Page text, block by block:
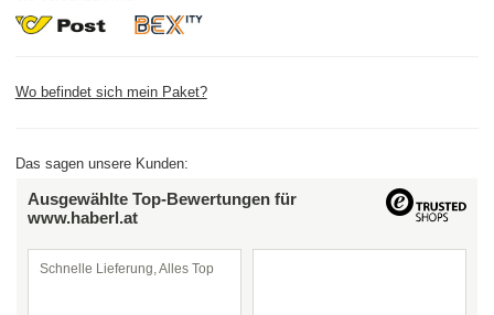
Wo befindet sich mein Paket?
Das sagen unsere Kunden:
Ausgewählte Top-Bewertungen für
www.haberl.at
Schnelle Lieferung, Alles Top